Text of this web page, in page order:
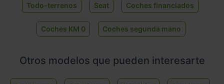
Todo-terrenos Seat Coches financiados
Coches KM 0 Coches segunda mano
Otros modelos que pueden interesarte